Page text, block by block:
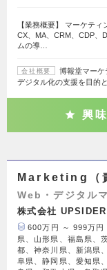
【業務概要】 マーケティ
CX、MA、CRM、CDP、
ムの導…
会社概要
博報堂マー
デジタル化の支援を目的
興
Marketing（
Web・デジタル
株式会社 UPSIDER
600万円 ～ 999万円
県、山形県、福島県、
都、神奈川県、新潟県
阜県、静岡県、愛知県